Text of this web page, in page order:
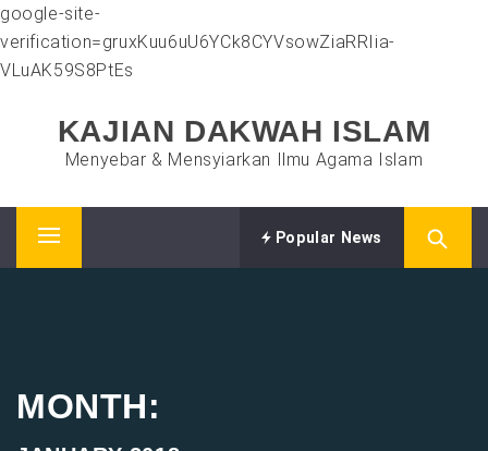
google-site-
verification=gruxKuu6uU6YCk8CYVsowZiaRRIia-
VLuAK59S8PtEs
KAJIAN DAKWAH ISLAM
Menyebar & Mensyiarkan Ilmu Agama Islam
Primary
Popular News
MONTH: